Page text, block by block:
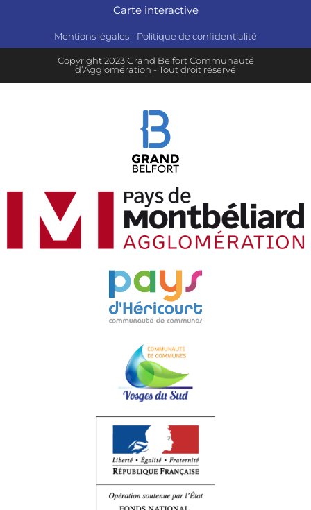
Carte interactive
Mentions légales - Politique de confidentialité
Copyright 2023 Grand Belfort Communauté
d’Agglomération - Tout droit réservé